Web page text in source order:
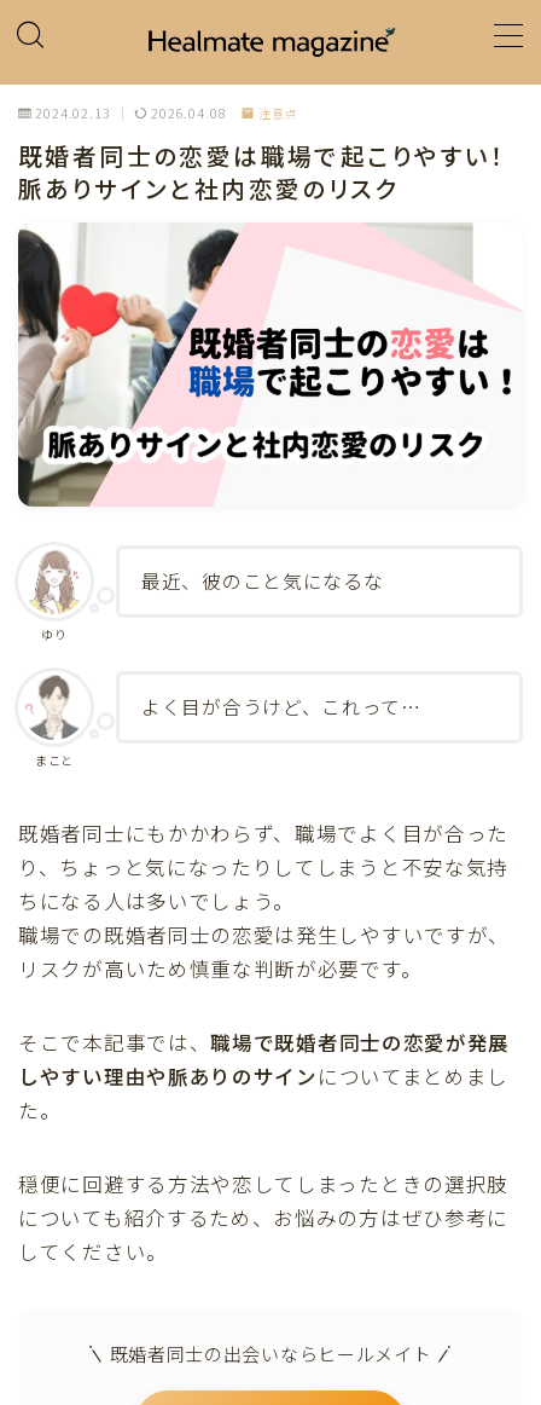
MENU
ホーム
カテゴリー
2024.02.13 2026.04.08 注意点
既婚者同士の恋愛は職場で起こりやすい！
脈ありサインと社内恋愛のリスク
ゆり
最近、彼のこと気になるな
まこと
よく目が合うけど、これって…
既婚者同士にもかかわらず、職場でよく目が合った
り、ちょっと気になったりしてしまうと不安な気持
ちになる人は多いでしょう。
職場での既婚者同士の恋愛は発生しやすいですが、
リスクが高いため慎重な判断が必要です。
そこで本記事では、職場で既婚者同士の恋愛が発展
しやすい理由や脈ありのサインについてまとめまし
た。
穏便に回避する方法や恋してしまったときの選択肢
についても紹介するため、お悩みの方はぜひ参考に
してください。
既婚者同士の出会いならヒールメイト